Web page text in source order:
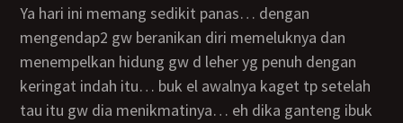
ya hari ini memang sedikit panas… dengan
mengendap2 gw beranikan diri memeluknya dan
menempelkan hidung gw d leher yg penuh dengan
keringat indah itu… buk el awalnya kaget tp setelah
tau itu gw dia menikmatinya… eh dika ganteng ibuk